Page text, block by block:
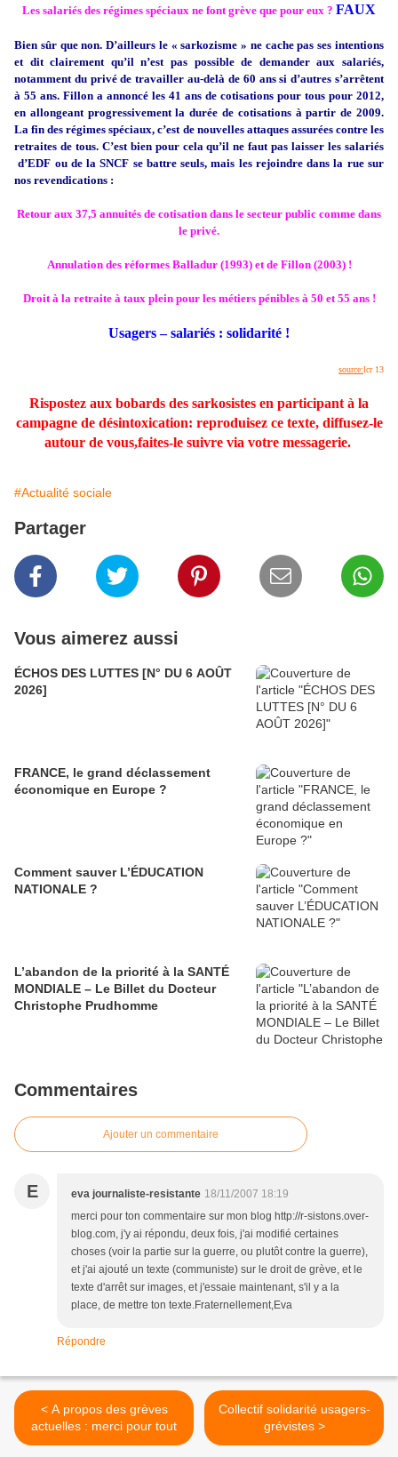
Les salariés des régimes spéciaux ne font grève que pour eux ? FAUX
Bien sûr que non. D’ailleurs le « sarkozisme » ne cache pas ses intentions
et dit clairement qu’il n’est pas possible de demander aux salariés,
notamment du privé de travailler au-delà de 60 ans si d’autres s’arrêtent
à 55 ans. Fillon a annoncé les 41 ans de cotisations pour tous pour 2012,
en allongeant progressivement la durée de cotisations à partir de 2009.
La fin des régimes spéciaux, c’est de nouvelles attaques assurées contre les
retraites de tous. C’est bien pour cela qu’il ne faut pas laisser les salariés
d’EDF ou de la SNCF se battre seuls, mais les rejoindre dans la rue sur
nos revendications :
Retour aux 37,5 annuités de cotisation dans le secteur public comme dans
le privé.
Annulation des réformes Balladur (1993) et de Fillon (2003) !
Droit à la retraite à taux plein pour les métiers pénibles à 50 et 55 ans !
Usagers – salariés : solidarité !
source:lcr 13
Rispostez aux bobards des sarkosistes en participant à la
campagne de désintoxication: reproduisez ce texte, diffusez-le
autour de vous,faites-le suivre via votre messagerie.
#Actualité sociale
Partager
Vous aimerez aussi
ÉCHOS DES LUTTES [N° DU 6 AOÛT
2026]
FRANCE, le grand déclassement
économique en Europe ?
Comment sauver L’ÉDUCATION
NATIONALE ?
L’abandon de la priorité à la SANTÉ
MONDIALE – Le Billet du Docteur
Christophe Prudhomme
Commentaires
Ajouter un commentaire
E eva journaliste-resistante 18/11/2007 18:19
merci pour ton commentaire sur mon blog http://r-sistons.over-
blog.com, j'y ai répondu, deux fois, j'ai modifié certaines
choses (voir la partie sur la guerre, ou plutôt contre la guerre),
et j'ai ajouté un texte (communiste) sur le droit de grève, et le
texte d'arrêt sur images, et j'essaie maintenant, s'il y a la
place, de mettre ton texte.Fraternellement,Eva
Répondre
< A propos des grèves
actuelles : merci pour tout
Collectif solidarité usagers-
grévistes >